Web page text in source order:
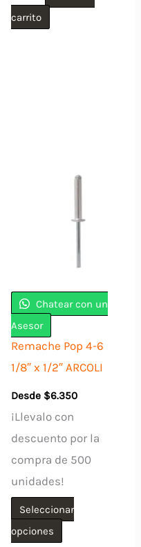
carrito
Chatear con un
Asesor
Remache Pop 4-6
1/8″ x 1/2″ ARCOLI
Desde $6.350
¡Llevalo con
descuento por la
compra de 500
unidades!
Seleccionar
opciones